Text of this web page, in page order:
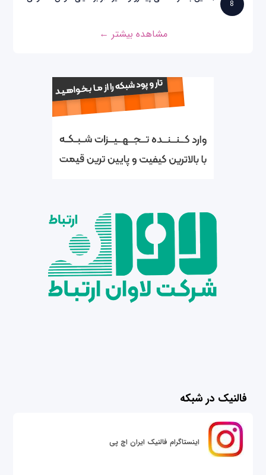
8
مشاهده بیشتر ←
فالنیک در شبکه
اینستاگرام فالنیک ایران اچ پی